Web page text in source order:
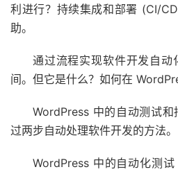
利进行？持续集成和部署 (CI/
助。
通过流程实现软件开发自
间。但它是什么？如何在
WordPress 中的自动测试
过两步自动处理软件开发的方法。
WordPress 中的自动化测试